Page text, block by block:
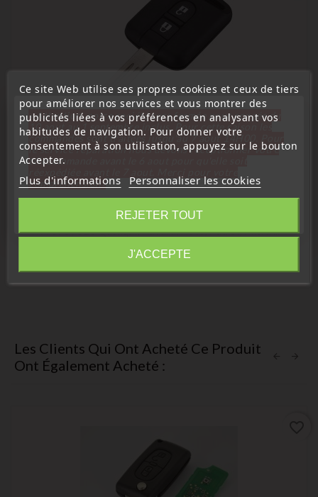
Télécommandes Émetteurs
Télécommande Électronique Émetteur Nissan 2 Boutons
5WK4 876 /818 Qashqai, Navara, Note, Patrol, Micra ...
Les Clients Qui Ont Acheté Ce Produit
Ont Également Acheté :
Ce site Web utilise ses propres cookies et ceux de tiers
pour améliorer nos services et vous montrer des
publicités liées à vos préférences en analysant vos
habitudes de navigation. Pour donner votre
consentement à son utilisation, appuyez sur le bouton
Accepter.
Plus d'informations Personnaliser les cookies
REJETER TOUT
J'ACCEPTE
« Attention, notre société sera fermée pour congés du
10 aout au 1 septembre inclus. Pour cette raison les
commandes sont traitées jusqu'au 7 aout 14H00. Pour
le service réparation nous devons réceptionner votre
télécommande avant le 6 aout pour qu'elle soit
compréhension»
Fermer
Information